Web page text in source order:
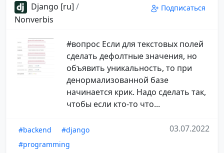
Django [ru] /
Nonverbis
Подписаться
#вопрос Если для текстовых полей
сделать дефолтные значения, но
объявить уникальность, то при
денормализованной базе
начинается крик. Надо сделать так,
чтобы если кто-то что...
#backend
#django
#programming
03.07.2022